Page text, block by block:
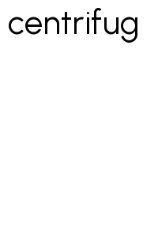
centrifug